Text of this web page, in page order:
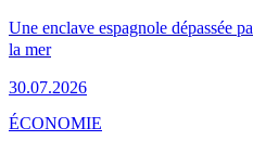
Une enclave espagnole dépassée
la mer
30.07.2026
ÉCONOMIE